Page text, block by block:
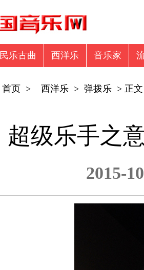
民乐古曲 西洋乐 音乐家
首页 > 西洋乐 > 弹拨乐 > 正文
超级乐手之
2015-